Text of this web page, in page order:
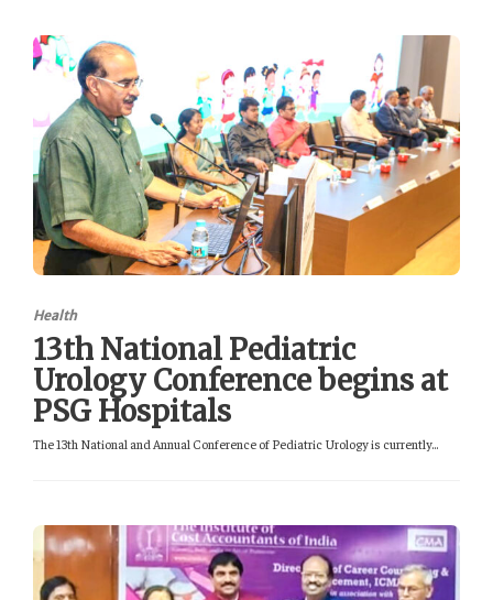
Health
13th National Pediatric
Urology Conference begins at
PSG Hospitals
The 13th National and Annual Conference of Pediatric Urology is currently...